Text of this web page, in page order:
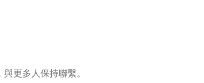
更多人保持聯繫。